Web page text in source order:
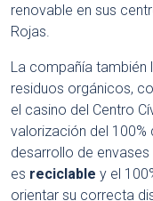
renovable en sus
Rojas.
La compañía también
residuos orgánicos,
el casino del Centro
valorización del
desarrollo de
es reciclable y el
orientar su correcta